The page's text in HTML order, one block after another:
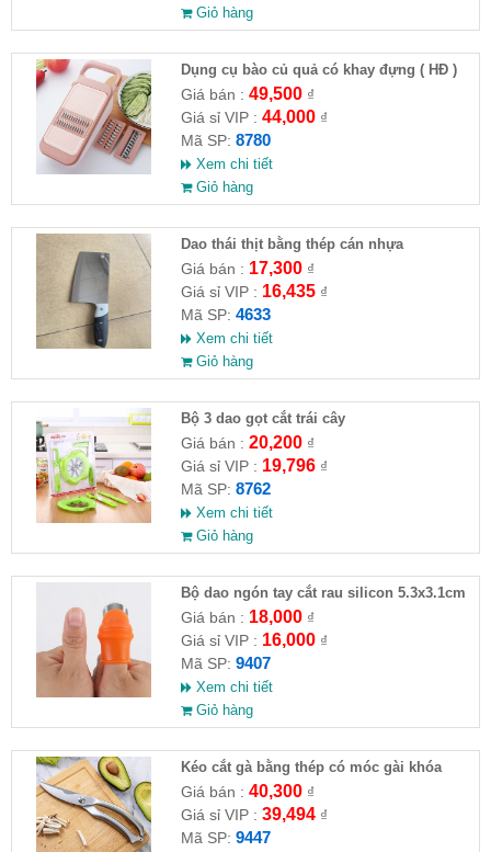
Giỏ hàng
Dụng cụ bào củ quả có khay đựng ( HĐ )
Giá bán : 49,500₫
Giá sỉ VIP : 44,000₫
Mã SP: 8780
Xem chi tiết
Giỏ hàng
Dao thái thịt bằng thép cán nhựa
Giá bán : 17,300₫
Giá sỉ VIP : 16,435₫
Mã SP: 4633
Xem chi tiết
Giỏ hàng
Bộ 3 dao gọt cắt trái cây
Giá bán : 20,200₫
Giá sỉ VIP : 19,796₫
Mã SP: 8762
Xem chi tiết
Giỏ hàng
Bộ dao ngón tay cắt rau silicon 5.3x3.1cm
Giá bán : 18,000₫
Giá sỉ VIP : 16,000₫
Mã SP: 9407
Xem chi tiết
Giỏ hàng
Kéo cắt gà bằng thép có móc gài khóa
24x4.5cm
Giá bán : 40,300₫
Giá sỉ VIP : 39,494₫
Mã SP: 9447